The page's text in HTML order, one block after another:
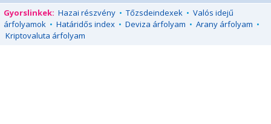
Gyorslinkek: Hazai részvény • Tőzsdeindexek • Valós idejű
árfolyamok • Határidős index • Deviza árfolyam • Arany árfolyam •
Kriptovaluta árfolyam